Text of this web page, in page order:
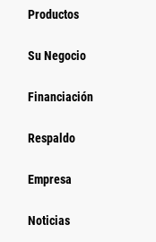
Productos
Su Negocio
Financiación
Respaldo
Empresa
Noticias